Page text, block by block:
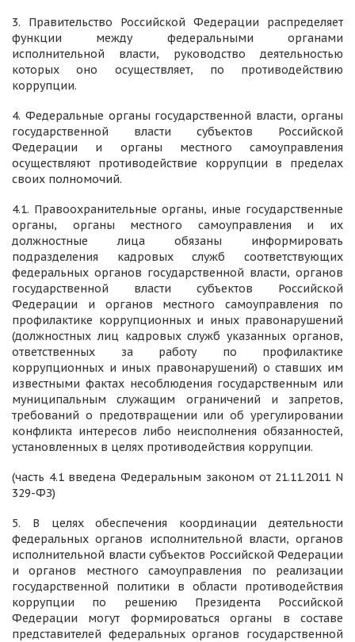
3. Правительство Российской Федерации распределяет
функции между федеральными органами
исполнительной власти, руководство деятельностью
которых оно осуществляет, по противодействию
коррупции.
4. Федеральные органы государственной власти, органы
государственной власти субъектов Российской
Федерации и органы местного самоуправления
осуществляют противодействие коррупции в пределах
своих полномочий.
4.1. Правоохранительные органы, иные государственные
органы, органы местного самоуправления и их
должностные лица обязаны информировать
подразделения кадровых служб соответствующих
федеральных органов государственной власти, органов
государственной власти субъектов Российской
Федерации и органов местного самоуправления по
профилактике коррупционных и иных правонарушений
(должностных лиц кадровых служб указанных органов,
ответственных за работу по профилактике
коррупционных и иных правонарушений) о ставших им
известными фактах несоблюдения государственным или
муниципальным служащим ограничений и запретов,
требований о предотвращении или об урегулировании
конфликта интересов либо неисполнения обязанностей,
установленных в целях противодействия коррупции.
(часть 4.1 введена Федеральным законом от 21.11.2011 N
329-ФЗ)
5. В целях обеспечения координации деятельности
федеральных органов исполнительной власти, органов
исполнительной власти субъектов Российской Федерации
и органов местного самоуправления по реализации
государственной политики в области противодействия
коррупции по решению Президента Российской
Федерации могут формироваться органы в составе
представителей федеральных органов государственной